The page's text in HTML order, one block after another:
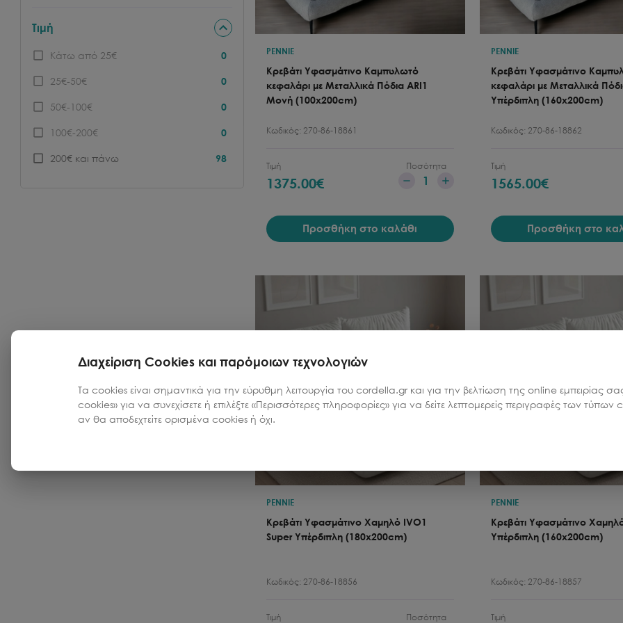
Τιμή
Κάτω από 25€ 0
25€-50€ 0
50€-100€ 0
100€-200€ 0
200€ και πάνω 98
PENNIE
Κρεβάτι Υφασμάτινο Καμπυλωτό
κεφαλάρι με Μεταλλικά Πόδια ARI1
Μονή (100x200cm)
Κωδικός: 270-86-18861
Τιμή
1375.00€
Ποσότητα
1
Προσθήκη στο καλάθι
PENNIE
Κρεβάτι Υφασμάτινο
κεφαλάρι με Μεταλλικά
Υπέρδιπλη (160x200cm)
Κωδικός: 270-86-18862
Τιμή
1565.00€
Προσθήκη στο
PENNIE
Κρεβάτι Υφασμάτινο Χαμηλό IVO1
Super Υπέρδιπλη (180x200cm)
Κωδικός: 270-86-18856
Τιμή Ποσότητα
PENNIE
Κρεβάτι Υφασμάτινο
Υπέρδιπλη (160x200cm)
Κωδικός: 270-86-18857
Τιμή
Διαχείριση Cookies και παρόμοιων τεχνολογιών
Τα cookies είναι σημαντικά για την εύρυθμη λειτουργία του cordella.gr και για την βελτίωση της online εμπειρίας
cookies» για να συνεχίσετε ή επιλέξτε «Περισσότερες πληροφορίες» για να δείτε λεπτομερείς περιγραφές των τύπων
αν θα αποδεχτείτε ορισμένα cookies ή όχι.